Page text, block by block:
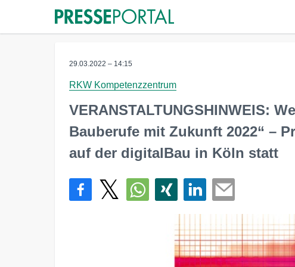
29.03.2022 – 14:15
RKW Kompetenzzentrum
VERANSTALTUNGSHINWEIS:
Bauberufe mit Zukunft 2022“ –
auf der digitalBau in Köln statt